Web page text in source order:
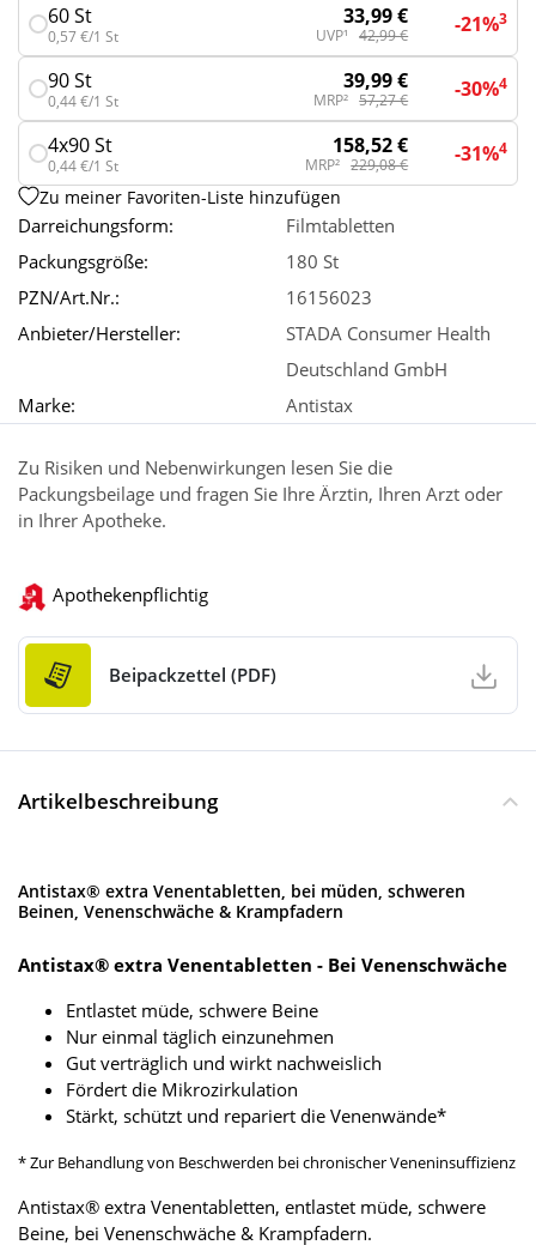
60 St
0,57 €/1 St
33,99 €
UVP¹ 42,99 € -21%3
90 St
0,44 €/1 St
39,99 €
MRP² 57,27 € -30%4
4x90 St
0,44 €/1 St
158,52 €
MRP² 229,08 € -31%4
Zu meiner Favoriten-Liste hinzufügen
Darreichungsform:
Filmtabletten
Packungsgröße:
180 St
PZN/Art.Nr.:
16156023
Anbieter/Hersteller:
STADA Consumer Health
Deutschland GmbH
Marke:
Antistax
Zu Risiken und Nebenwirkungen lesen Sie die
Packungsbeilage und fragen Sie Ihre Ärztin, Ihren Arzt oder
in Ihrer Apotheke.
Apothekenpflichtig
Beipackzettel (PDF)
Artikelbeschreibung
Antistax® extra Venentabletten, bei müden, schweren
Beinen, Venenschwäche & Krampfadern
Antistax® extra Venentabletten - Bei Venenschwäche
Entlastet müde, schwere Beine
Nur einmal täglich einzunehmen
Gut verträglich und wirkt nachweislich
Fördert die Mikrozirkulation
Stärkt, schützt und repariert die Venenwände*
* Zur Behandlung von Beschwerden bei chronischer Veneninsuffizienz
Antistax® extra Venentabletten, entlastet müde, schwere
Beine, bei Venenschwäche & Krampfadern.